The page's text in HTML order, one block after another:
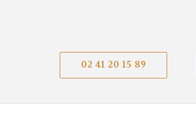
02 41 20 15 89